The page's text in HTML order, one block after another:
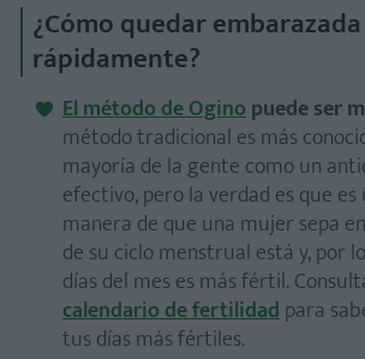
1. Elección adecuada del día para tener
2. Si tomas medicamentos, consulta
3. No a las duchas vaginales
4. Relajación y fuera obsesiones
¿Cómo quedar embarazada
rápidamente?
El método de Oginopuede ser
método tradicional es más
mayoría de la gente como un
efectivo, pero la verdad es que
manera de que una mujer sepa
de su ciclo menstrual está y, por
días del mes es más fértil.
calendario de fertilidadpara
tus días más fértiles.